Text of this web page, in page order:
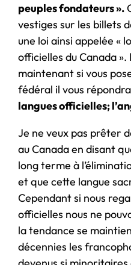
peuples fondateurs ».
vestiges sur les billets
une loi ainsi appelée «
officielles du Canada ».
maintenant si vous
fédéral il vous
langues officielles;
Je ne veux pas prêter
au Canada en disant
long terme à
et que cette langue
Cependant si nous
officielles nous ne
la tendance se
décennies les